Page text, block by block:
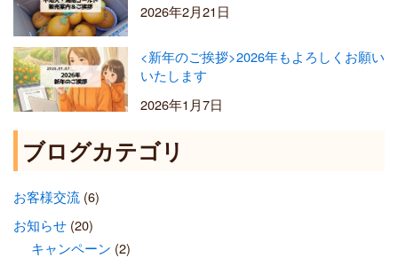
2026年2月21日
<新年のご挨拶>2026年もよろしくお願い
いたします
2026年1月7日
ブログカテゴリ
お客様交流(6)
お知らせ(20)
キャンペーン (2)